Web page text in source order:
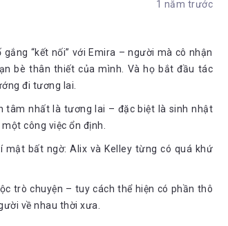
1 năm trước
“kết nối” với Emira – người mà cô nhận
bè thân thiết của mình. Và họ bắt đầu tác
đi tương lai.
tâm nhất là tương lai – đặc biệt là sinh nhật
công việc ổn định.
mật bất ngờ: Alix và Kelley từng có quá khứ
trò chuyện – tuy cách thể hiện có phần thô
về nhau thời xưa.